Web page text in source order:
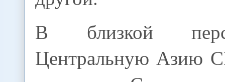
В близкой
Центральную Азию